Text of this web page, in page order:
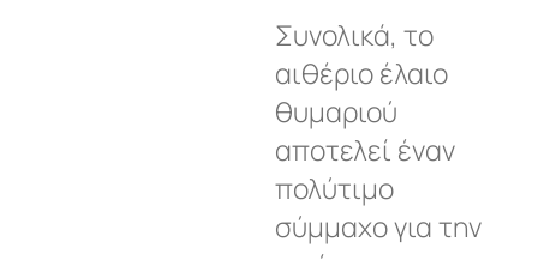
Συνολικά, το
αιθέριο έλαιο
θυμαριού
αποτελεί έναν
πολύτιμο
σύμμαχο για την